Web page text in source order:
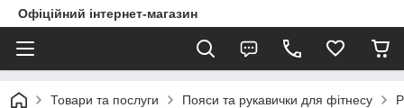
Офіційний інтернет-магазин
Товари та послуги Пояси та рукавички для фітнесу